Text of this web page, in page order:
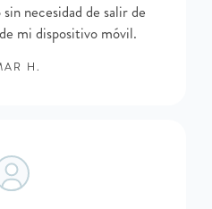
necesidad de salir de
mi dispositivo móvil.
H.